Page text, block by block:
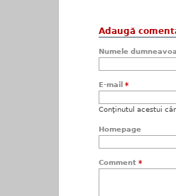
Adaugă
Numele
E-mail *
Conţinutul acestui
Homepage
Comment *